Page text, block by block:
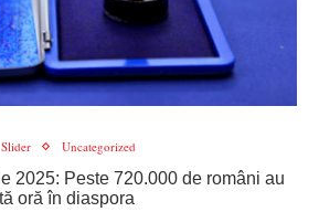
Slider Uncategorized
2025: Peste 720.000 de români au
oră în diaspora